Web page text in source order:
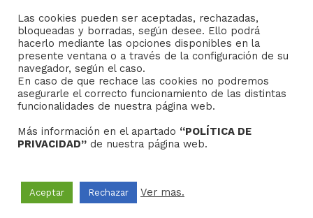
AVISO LEGAL
Sus datos seguros.
Política de Cookies.
Copyright © 2022Grupo Studium Formación
Las cookies pueden ser aceptadas, rechazadas,
bloqueadas y borradas, según desee. Ello podrá
hacerlo mediante las opciones disponibles en la
presente ventana o a través de la configuración de su
navegador, según el caso.
En caso de que rechace las cookies no podremos
asegurarle el correcto funcionamiento de las distintas
funcionalidades de nuestra página web.
Más información en el apartado “POLÍTICA DE
PRIVACIDAD” de nuestra página web.
Aceptar Rechazar Ver mas.